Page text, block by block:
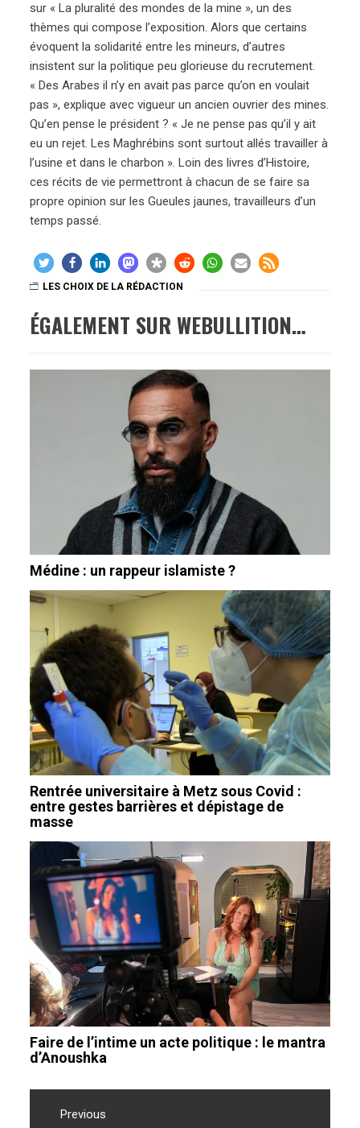
sur « La pluralité des mondes de la mine », un des
thèmes qui compose l’exposition. Alors que certains
évoquent la solidarité entre les mineurs, d’autres
insistent sur la politique peu glorieuse du recrutement.
« Des Arabes il n’y en avait pas parce qu’on en voulait
pas », explique avec vigueur un ancien ouvrier des mines.
Qu’en pense le président ? « Je ne pense pas qu’il y ait
eu un rejet. Les Maghrébins sont surtout allés travailler à
l’usine et dans le charbon ». Loin des livres d’Histoire,
ces récits de vie permettront à chacun de se faire sa
propre opinion sur les Gueules jaunes, travailleurs d’un
temps passé.
LES CHOIX DE LA RÉDACTION
ÉGALEMENT SUR WEBULLITION…
Médine : un rappeur islamiste ?
Rentrée universitaire à Metz sous Covid :
entre gestes barrières et dépistage de
masse
Faire de l’intime un acte politique : le mantra
d’Anoushka
Navigation
Previous